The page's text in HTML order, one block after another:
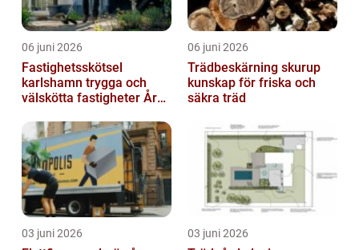
06 juni 2026
Fastighetsskötsel
karlshamn trygga och
välskötta fastigheter Året
06 juni 2026
Trädbeskärning skurup
kunskap för friska och
säkra träd
03 juni 2026 03 juni 2026